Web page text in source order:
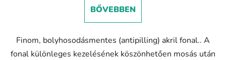
BŐVEBBEN
Finom, bolyhosodásmentes (antipilling) akril fonal.. A
fonal különleges kezelésének köszönhetően mosás után